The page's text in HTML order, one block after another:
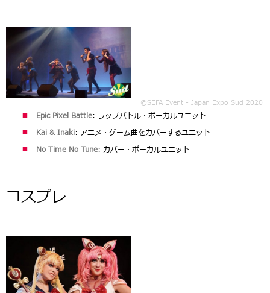
©SEFA Event - Japan Expo Sud 2020
Epic Pixel Battle: ラップバトル・ボーカルユニット
Kai & Inaki: アニメ・ゲーム曲をカバーするユニット
No Time No Tune: カバー・ボーカルユニット
コスプレ